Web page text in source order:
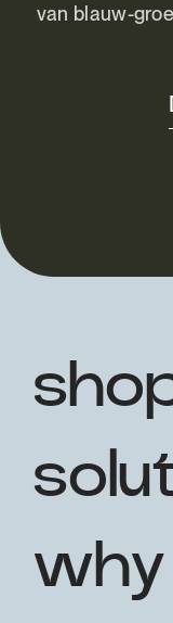
van blauw-
why